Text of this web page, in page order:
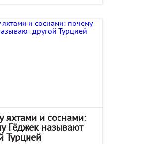
яхтами и соснами:
Гёджек называют
Турцией